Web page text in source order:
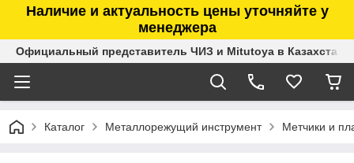
Наличие и актуальность цены уточняйте у
менеджера
Официальный представитель ЧИЗ и Mitutoya в Казахстане
Каталог Металлорежущий инструмент Метчики и